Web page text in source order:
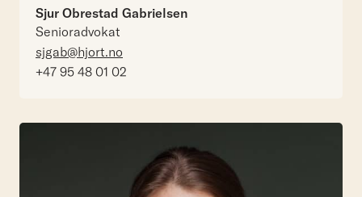
Sjur Obrestad Gabrielsen
Senioradvokat
sjgab@hjort.no
+47 95 48 01 02